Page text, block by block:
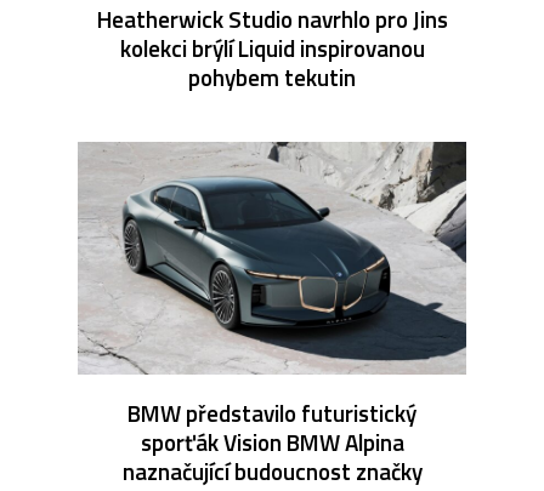
Heatherwick Studio navrhlo pro Jins
kolekci brýlí Liquid inspirovanou
pohybem tekutin
BMW představilo futuristický
sporťák Vision BMW Alpina
naznačující budoucnost značky